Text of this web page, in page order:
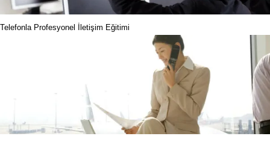
Telefonla Profesyonel İletişim Eğitimi